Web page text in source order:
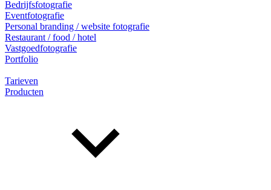
Bedrijfsfotografie
Eventfotografie
Personal branding / website fotografie
Restaurant / food / hotel
Vastgoedfotografie
Portfolio
Tarieven
Producten